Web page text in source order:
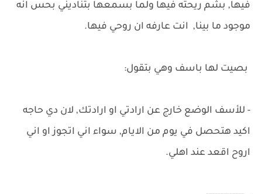
فيها, بشم ريحته فيها ولما بسمعها بتناديني بحس انه
موجود ما بينا, انت عارفه ان روحي فيها.
بصيت لها باسف وهي بتقول:
- للأسف الوضع خارج عن ارادتي او ارادتك, لان دي حاجه
اكيد هتحصل في يوم من الايام, سواء اني اتجوز او اني
اروح اقعد عند اهلي.